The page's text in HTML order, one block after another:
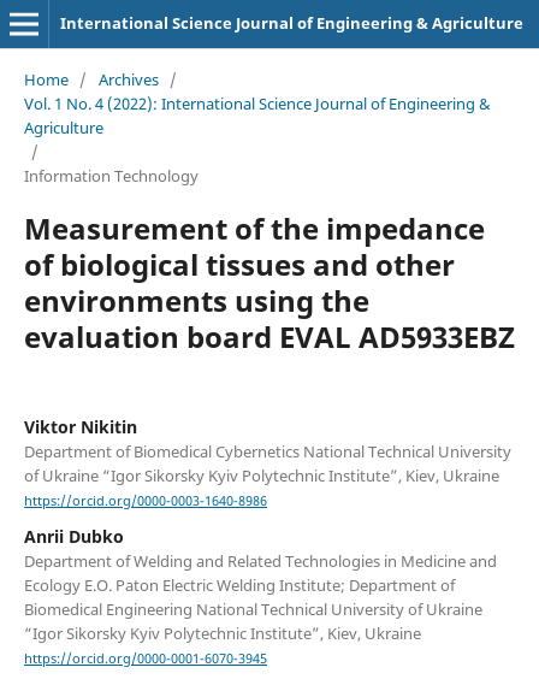
International Science Journal of Engineering & Agriculture
Home / Archives /
Vol. 1 No. 4 (2022): International Science Journal of Engineering &
Agriculture
/
Information Technology
Measurement of the impedance
of biological tissues and other
environments using the
evaluation board EVAL AD5933EBZ
Viktor Nikitin
Department of Biomedical Cybernetics National Technical University
of Ukraine “Igor Sikorsky Kyiv Polytechnic Institute”, Kiev, Ukraine
https://orcid.org/0000-0003-1640-8986
Anrii Dubko
Department of Welding and Related Technologies in Medicine and
Ecology E.O. Paton Electric Welding Institute; Department of
Biomedical Engineering National Technical University of Ukraine
“Igor Sikorsky Kyiv Polytechnic Institute”, Kiev, Ukraine
https://orcid.org/0000-0001-6070-3945